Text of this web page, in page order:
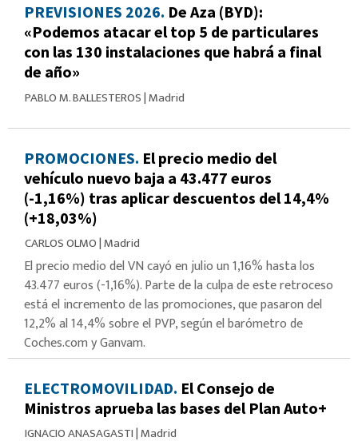
PREVISIONES 2026. De Aza (BYD):
«Podemos atacar el top 5 de particulares
con las 130 instalaciones que habrá a final
de año»
PABLO M. BALLESTEROS|Madrid
PROMOCIONES. El precio medio del
vehículo nuevo baja a 43.477 euros
(-1,16%) tras aplicar descuentos del 14,4%
(+18,03%)
CARLOS OLMO|Madrid
El precio medio del VN cayó en julio un 1,16% hasta los
43.477 euros (-1,16%). Parte de la culpa de este retroceso
está el incremento de las promociones, que pasaron del
12,2% al 14,4% sobre el PVP, según el barómetro de
Coches.com y Ganvam.
ELECTROMOVILIDAD. El Consejo de
Ministros aprueba las bases del Plan Auto+
IGNACIO ANASAGASTI|Madrid